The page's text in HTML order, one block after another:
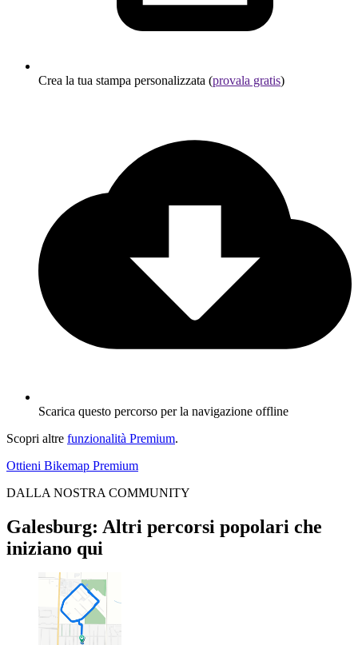
Crea la tua stampa personalizzata (provala gratis)
Scarica questo percorso per la navigazione offline
Scopri altre funzionalità Premium.
Ottieni Bikemap Premium
DALLA NOSTRA COMMUNITY
Galesburg: Altri percorsi popolari che
iniziano qui